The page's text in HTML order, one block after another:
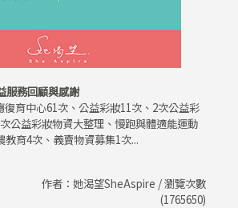
服務回顧與感謝
復育中心61次、公益彩妝11次、2次公益彩
公益彩妝物資大整理、慢跑與體適能運動
教育4次、義賣物資募集1次...
作者：她渴望SheAspire / 瀏覽次數
(1765650)